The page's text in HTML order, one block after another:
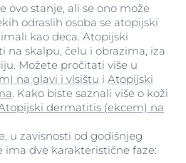
ovo stanje, ali se ono može
odraslih osoba se atopijski
kao deca. Atopijski
skalpu, čelu i obrazima, iza
Možete pročitati više u
na glavi i vlsištu i Atopijski
. Kako biste saznali više o koži
dermatitis (ekcem) na
u zavisnosti od godišnjeg
ima dve karakteristične faze: